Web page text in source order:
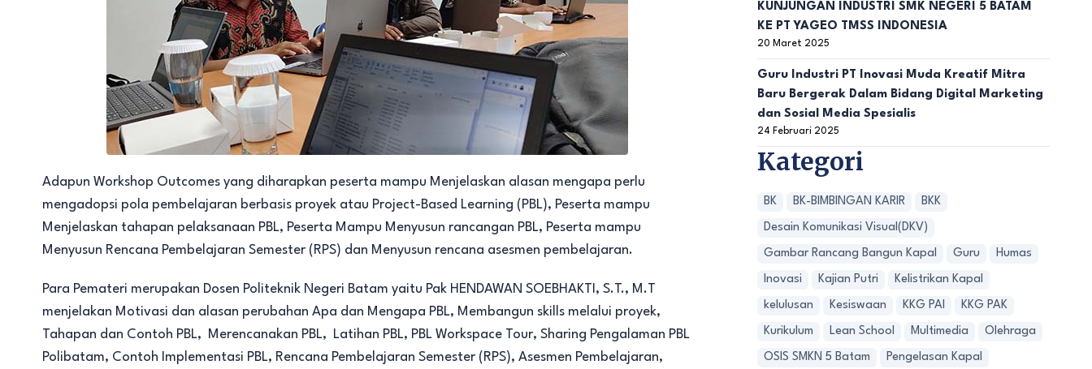
Adapun Workshop Outcomes yang diharapkan peserta mampu Menjelaskan alasan mengapa perlu
mengadopsi pola pembelajaran berbasis proyek atau Project-Based Learning (PBL), Peserta mampu
Menjelaskan tahapan pelaksanaan PBL, Peserta Mampu Menyusun rancangan PBL, Peserta mampu
Menyusun Rencana Pembelajaran Semester (RPS) dan Menyusun rencana asesmen pembelajaran.
Para Pemateri merupakan Dosen Politeknik Negeri Batam yaitu Pak HENDAWAN SOEBHAKTI, S.T., M.T
menjelakan Motivasi dan alasan perubahan Apa dan Mengapa PBL, Membangun skills melalui proyek,
Tahapan dan Contoh PBL, Merencanakan PBL, Latihan PBL, PBL Workspace Tour, Sharing Pengalaman PBL
Polibatam, Contoh Implementasi PBL, Rencana Pembelajaran Semester (RPS), Asesmen Pembelajaran,
KUNJUNGAN INDUSTRI SMK NEGERI 5 BATAM
KE PT YAGEO TMSS INDONESIA
20 Maret 2025
Guru Industri PT Inovasi Muda Kreatif Mitra
Baru Bergerak Dalam Bidang Digital Marketing
dan Sosial Media Spesialis
24 Februari 2025
Kategori
BK BK-BIMBINGAN KARIR BKK
Desain Komunikasi Visual(DKV)
Gambar Rancang Bangun Kapal Guru Humas
Inovasi Kajian Putri Kelistrikan Kapal
kelulusan Kesiswaan KKG PAI KKG PAK
Kurikulum Lean School Multimedia Olehraga
OSIS SMKN 5 Batam Pengelasan Kapal